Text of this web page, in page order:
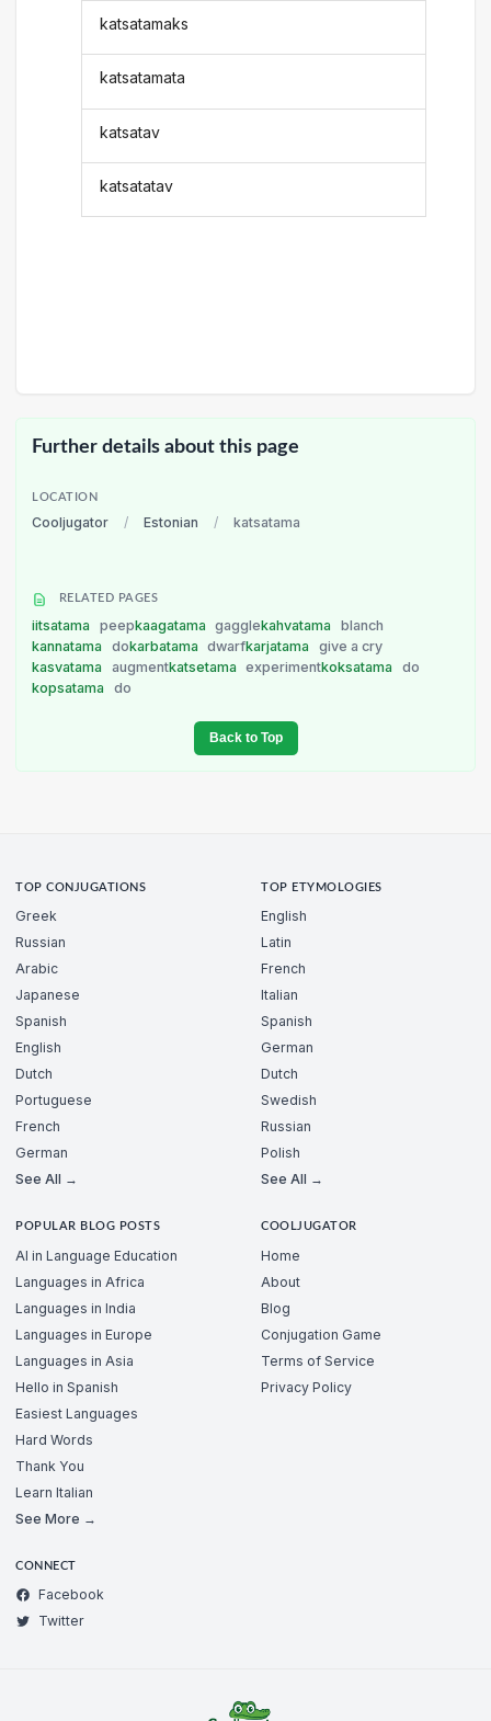
katsatamaks
katsatamata
katsatav
katsatatav
Further details about this page
LOCATION
Cooljugator / Estonian / katsatama
RELATED PAGES
iitsatama peepkaagatama gagglekahvatama
blanch
kannatama
dokarbatama dwarfkarjatama
give a cry
kasvatama
augmentkatsetama experimentkoksatama
do
kopsatama
do
Back to Top
TOP CONJUGATIONS
Greek
Russian
Arabic
Japanese
Spanish
English
Dutch
Portuguese
French
German
See All →
TOP ETYMOLOGIES
English
Latin
French
Italian
Spanish
German
Dutch
Swedish
Russian
Polish
See All →
POPULAR BLOG POSTS
AI in Language Education
Languages in Africa
Languages in India
Languages in Europe
Languages in Asia
Hello in Spanish
Easiest Languages
Hard Words
Thank You
Learn Italian
See More →
COOLJUGATOR
Home
About
Blog
Conjugation Game
Terms of Service
Privacy Policy
CONNECT
Facebook
Twitter